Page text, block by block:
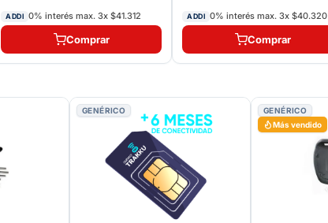
ADDI 0% interés max. 3x $41.312
Comprar
ADDI 0% interés max. 3x $40.320
Comprar
GENÉRICO
GENÉRICO
Más vendido